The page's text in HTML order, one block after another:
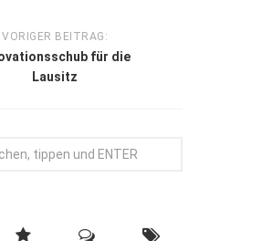
VORIGER BEITRAG:
für die
Lausitz